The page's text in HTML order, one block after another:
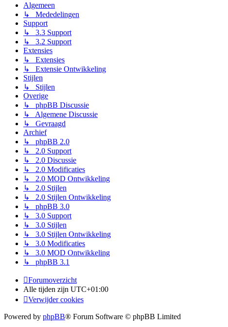
Algemeen
↳ Mededelingen
Support
↳ 3.3 Support
↳ 3.2 Support
Extensies
↳ Extensies
↳ Extensie Ontwikkeling
Stijlen
↳ Stijlen
Overige
↳ phpBB Discussie
↳ Algemene Discussie
↳ Gevraagd
Archief
↳ phpBB 2.0
↳ 2.0 Support
↳ 2.0 Discussie
↳ 2.0 Modificaties
↳ 2.0 MOD Ontwikkeling
↳ 2.0 Stijlen
↳ 2.0 Stijlen Ontwikkeling
↳ phpBB 3.0
↳ 3.0 Support
↳ 3.0 Stijlen
↳ 3.0 Stijlen Ontwikkeling
↳ 3.0 Modificaties
↳ 3.0 MOD Ontwikkeling
↳ phpBB 3.1
Forumoverzicht
Alle tijden zijn UTC+01:00
Verwijder cookies
Powered by phpBB® Forum Software © phpBB Limited